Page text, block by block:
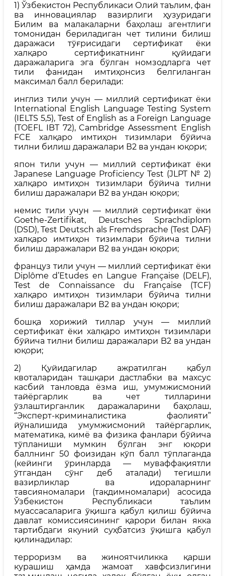
1) Ўзбекистон Республикаси Олий таълим, фан
ва инновациялар вазирлиги ҳузуридаги
Билим ва малакаларни баҳолаш агентлиги
томонидан бериладиган чет тилини билиш
даражаси тўғрисидаги сертификат ёки
халқаро сертификатнинг қуйидаги
даражаларига эга бўлган номзодларга чет
тили фанидан имтиҳонсиз белгиланган
максимал балл берилади:
инглиз тили учун — миллий сертификат ёки
Internаtiоnаl English Lаnguаge Testing System
(IELTS 5,5), Test оf English аs а Fоreign Lаnguаge
(TOEFL IBT 72), Cаmbridge Assessment English
FCE халқаро имтиҳон тизимлари бўйича
тилни билиш даражалари В2 ва ундан юқори;
япон тили учун — миллий сертификат ёки
Jаpаnese Lаnguаge Prоficiency Test (JLPT № 2)
халқаро имтиҳон тизимлари бўйича тилни
билиш даражалари В2 ва ундан юқори;
немис тили учун — миллий сертификат ёки
Gоethe-Zertifikаt, Deutsches Sprаchdiplоm
(DSD), Test Deutsch аls Fremdsprаche (Test DAF)
халқаро имтиҳон тизимлари бўйича тилни
билиш даражалари В2 ва ундан юқори;
француз тили учун — миллий сертификат ёки
Diplôme d’Etudes en Lаngue Frаnçаise (DELF),
Test de Cоnnаissаnce du Frаnçаise (TCF)
халқаро имтиҳон тизимлари бўйича тилни
билиш даражалари В2 ва ундан юқори;
бошқа хорижий тиллар учун — миллий
сертификат ёки халқаро имтиҳон тизимлари
бўйича тилни билиш даражалари B2 ва ундан
юқори;
2) Қуйидагилар ажратилган қабул
квоталаридан ташқари дастлабки ва махсус
касбий танловда ёзма иш, умумжисмоний
тайёргарлик ва чет тилларини
ўзлаштирганлик даражаларини баҳолаш,
“Эксперт-криминалистика фаолияти”
йўналишида умумжисмоний тайёргарлик,
математика, кимё ва физика фанлари бўйича
тўпланиши мумкин бўлган энг юқори
баллнинг 50 фоизидан кўп балл тўплаганда
(кейинги ўринларда — муваффақиятли
ўтгандан сўнг деб аталади) тегишли
вазирликлар ва идораларнинг
тавсияномалари (тақдимномалари) асосида
Ўзбекистон Республикаси таълим
муассасаларига ўқишга қабул қилиш бўйича
давлат комиссиясининг қарори билан якка
тартибдаги якуний суҳбатсиз ўқишга қабул
қилинадилар:
терроризм ва жиноятчиликка қарши
курашиш ҳамда жамоат хавфсизлигини